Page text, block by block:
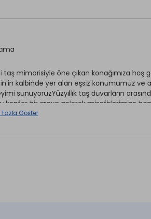
taş mimarisiyle öne çıkan konağımıza hoş
kalbinde yer alan eşsiz konumumuz ve
sunuyoruzYüzyıllık taş duvarların
konfor bir araya gelerek misafirlerimize
Göster